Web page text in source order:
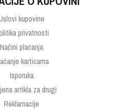
kupovine
privatnosti
Načini plaćanja
karticama
Isporuka
artikla za drugi
Reklamacije